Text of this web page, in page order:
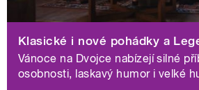
Ondřeje Kepky Hvězdné Vánoce s
novoroční rozhovor Alex a host s
Pohádky a dramatické
Klasické i nové pohádky a
Vánoce na Dvojce nabízejí silné
osobnosti, laskavý humor i velké